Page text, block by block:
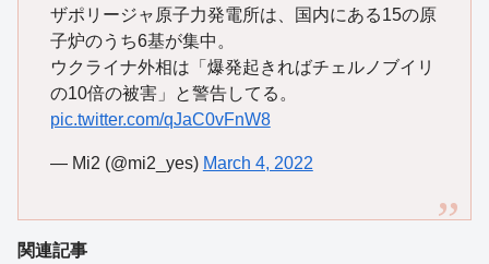
ザポリージャ原子力発電所は、国内にある15の原
子炉のうち6基が集中。
ウクライナ外相は「爆発起きればチェルノブイリ
の10倍の被害」と警告してる。
pic.twitter.com/qJaC0vFnW8
— Mi2 (@mi2_yes) March 4, 2022
関連記事